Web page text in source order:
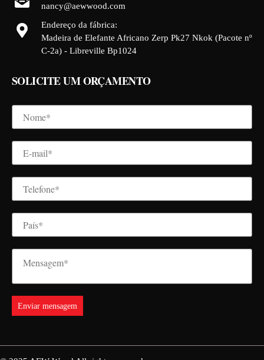
nancy@aewwood.com
Endereço da fábrica:
Madeira de Elefante Africano Zerp Pk27 Nkok (Pacote nº
C-2a) - Libreville Bp1024
SOLICITE UM ORÇAMENTO